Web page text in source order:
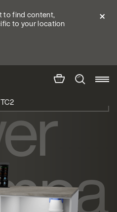
to find content,
to your location